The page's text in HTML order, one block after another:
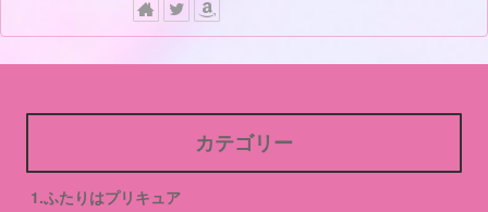
カテゴリー
1.ふたりはプリキュア